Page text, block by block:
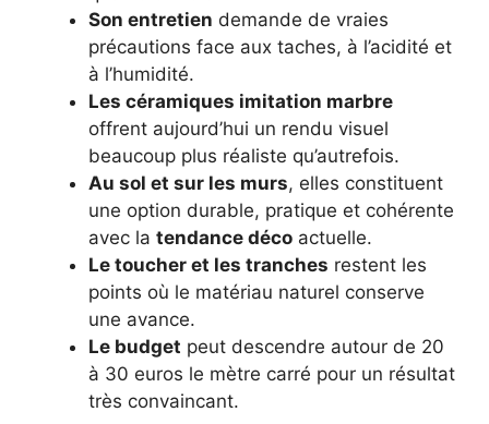
Son entretien demande de vraies
précautions face aux taches, à l’acidité et
à l’humidité.
Les céramiques imitation marbre
offrent aujourd’hui un rendu visuel
beaucoup plus réaliste qu’autrefois.
Au sol et sur les murs, elles constituent
une option durable, pratique et cohérente
avec la tendance déco actuelle.
Le toucher et les tranches restent les
points où le matériau naturel conserve
une avance.
Le budget peut descendre autour de 20
à 30 euros le mètre carré pour un résultat
très convaincant.